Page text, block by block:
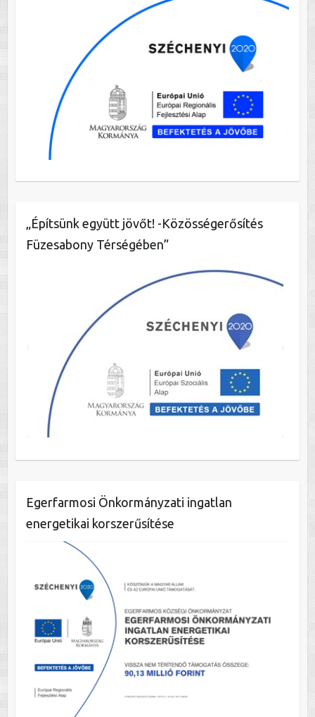
„Építsünk együtt jövőt! -Közösségerősítés
Füzesabony Térségében”
Egerfarmosi Önkormányzati ingatlan
energetikai korszerűsítése